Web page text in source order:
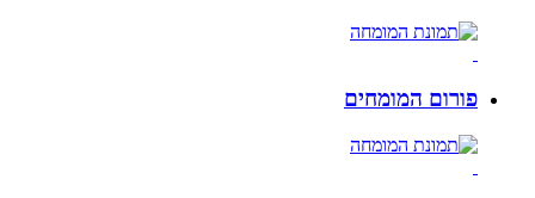
פורום המומחים